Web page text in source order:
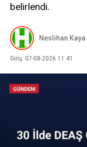
belirlendi.
Neslihan Kaya
Giriş: 07-08-2026 11:41